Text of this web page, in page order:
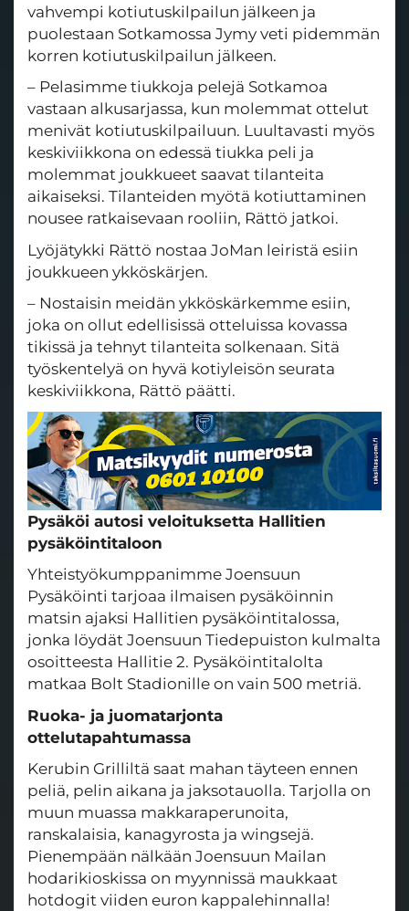
vahvempi kotiutuskilpailun jälkeen ja
puolestaan Sotkamossa Jymy veti pidemmän
korren kotiutuskilpailun jälkeen.
– Pelasimme tiukkoja pelejä Sotkamoa
vastaan alkusarjassa, kun molemmat ottelut
menivät kotiutuskilpailuun. Luultavasti myös
keskiviikkona on edessä tiukka peli ja
molemmat joukkueet saavat tilanteita
aikaiseksi. Tilanteiden myötä kotiuttaminen
nousee ratkaisevaan rooliin, Rättö jatkoi.
Lyöjätykki Rättö nostaa JoMan leiristä esiin
joukkueen ykköskärjen.
– Nostaisin meidän ykköskärkemme esiin,
joka on ollut edellisissä otteluissa kovassa
tikissä ja tehnyt tilanteita solkenaan. Sitä
työskentelyä on hyvä kotiyleisön seurata
keskiviikkona, Rättö päätti.
Pysäköi autosi veloituksetta Hallitien
pysäköintitaloon
Yhteistyökumppanimme Joensuun
Pysäköinti tarjoaa ilmaisen pysäköinnin
matsin ajaksi Hallitien pysäköintitalossa,
jonka löydät Joensuun Tiedepuiston kulmalta
osoitteesta Hallitie 2. Pysäköintitalolta
matkaa Bolt Stadionille on vain 500 metriä.
Ruoka- ja juomatarjonta
ottelutapahtumassa
Kerubin Grilliltä saat mahan täyteen ennen
peliä, pelin aikana ja jaksotauolla. Tarjolla on
muun muassa makkaraperunoita,
ranskalaisia, kanagyrosta ja wingsejä.
Pienempään nälkään Joensuun Mailan
hodarikioskissa on myynnissä maukkaat
hotdogit viiden euron kappalehinnalla!